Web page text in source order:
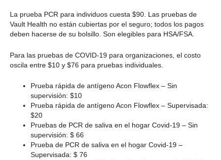
La prueba PCR para individuos cuesta $90. Las pruebas de
Vault Health no están cubiertas por el seguro; todos los pagos
deben hacerse de su bolsillo. Son elegibles para HSA/FSA.
Para las pruebas de COVID-19 para organizaciones, el costo
oscila entre $10 y $76 para pruebas individuales.
Prueba rápida de antígeno Acon Flowflex – Sin
supervisión: $10
Prueba rápida de antígeno Acon Flowflex – Supervisada:
$20
Pruebas de PCR de saliva en el hogar Covid-19 – Sin
supervisión: $ 66
Prueba de PCR de saliva en el hogar Covid-19 –
Supervisada: $ 76